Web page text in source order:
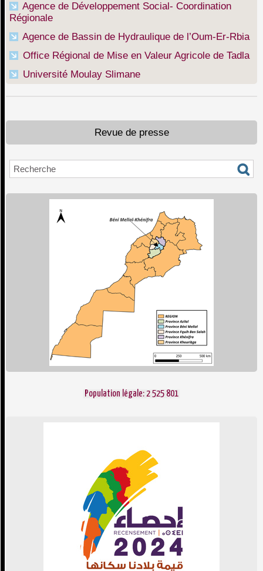
Agence de Développement Social- Coordination
Régionale
Agence de Bassin de Hydraulique de l’Oum-Er-Rbia
Office Régional de Mise en Valeur Agricole de Tadla
Université Moulay Slimane
Revue de presse
Population légale: 2 525 801